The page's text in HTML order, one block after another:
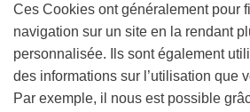
Ces Cookies ont généralement pour
navigation sur un site en la rendant
personnalisée. Ils sont également
des informations sur l’utilisation que
Par exemple, il nous est possible